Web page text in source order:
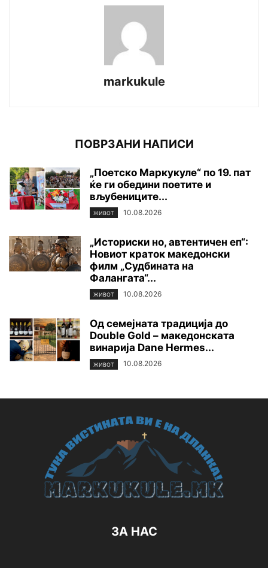
markukule
ПОВРЗАНИ НАПИСИ
„Поетско Маркукуле“ по 19. пат
ќе ги обедини поетите и
вљубениците...
ЖИВОТ 10.08.2026
„Историски но, автентичен еп“:
Новиот краток македонски
филм „Судбината на
Фалангата“...
ЖИВОТ 10.08.2026
Од семејната традиција до
Double Gold – македонската
винарија Dane Hermes...
ЖИВОТ 10.08.2026
ЗА НАС